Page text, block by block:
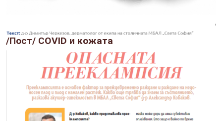
/Пост/ COVID и кожата